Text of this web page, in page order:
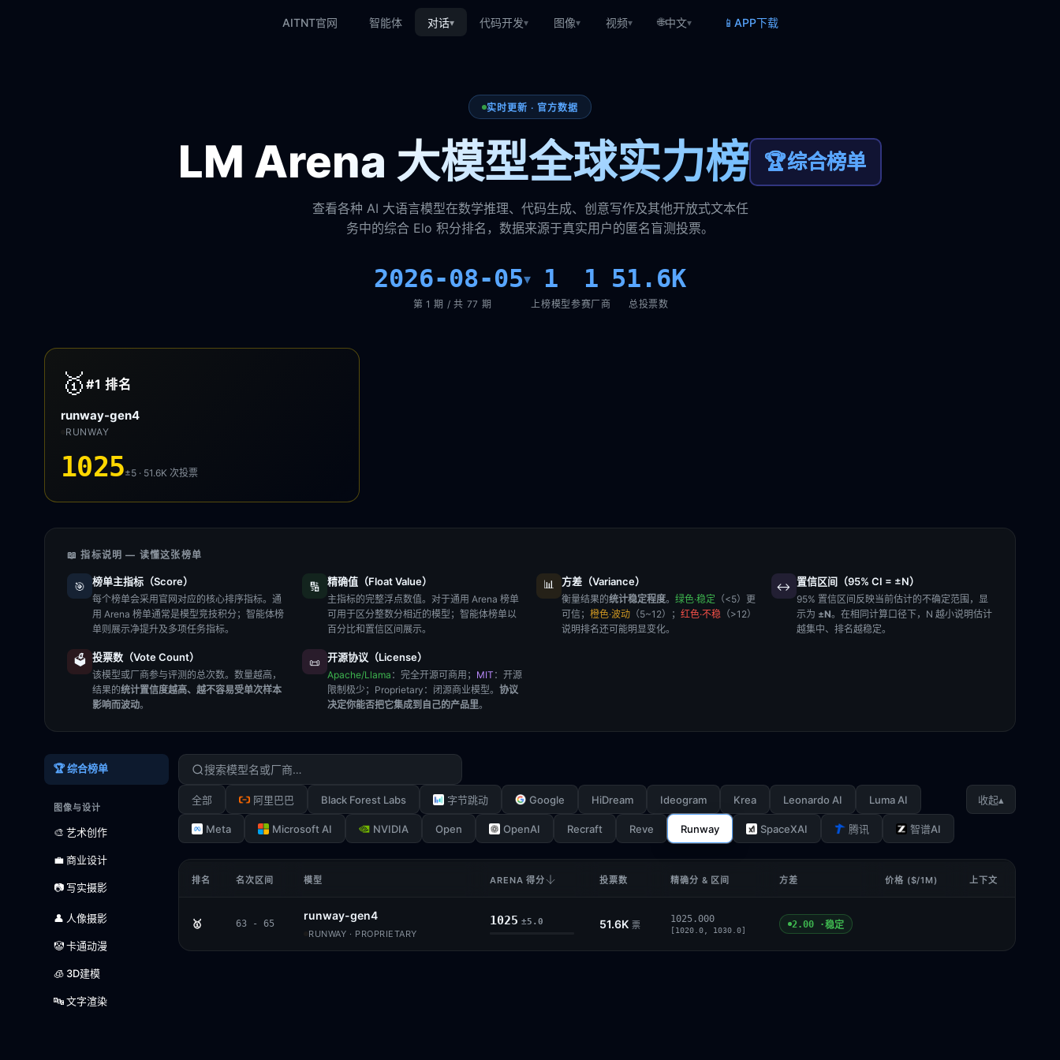
AITNT官网 智能体 对话▾ 代码开发▾ 图像▾ 视频▾ 🌐中文▾ 📱 APP下载
实时更新 · 官方数据
LM Arena 大模型全球实力榜 🏆综合榜单
查看各种 AI 大语言模型在数学推理、代码生成、创意写作及其他开放式文本任
务中的综合 Elo 积分排名，数据来源于真实用户的匿名盲测投票。
2026-08-05▾
第 1 期 / 共 77 期
1
上榜模型
1
参赛厂商
51.6K
总投票数
🥇 #1排名
runway-gen4
RUNWAY
1025±5 · 51.6K次投票
📖 指标说明 — 读懂这张榜单
🎯 榜单主指标（Score）
每个榜单会采用官网对应的核心排序指标。通
用 Arena 榜单通常是模型竞技积分；智能体榜
单则展示净提升及多项任务指标。
🔢 精确值（Float Value）
主指标的完整浮点数值。对于通用 Arena 榜单
可用于区分整数分相近的模型；智能体榜单以
百分比和置信区间展示。
📊 方差（Variance）
衡量结果的统计稳定程度。 绿色·稳定 （<5）更
可信； 橙色·波动 （5~12）； 红色·不稳 （>12）
说明排名还可能明显变化。
↔️ 置信区间（95% CI = ±N）
95% 置信区间反映当前估计的不确定范围，显
示为 ±N。在相同计算口径下，N 越小说明估计
越集中、排名越稳定。
🗳️ 投票数（Vote Count）
该模型或厂商参与评测的总次数。数量越高，
结果的统计置信度越高、越不容易受单次样本
影响而波动。
📜 开源协议（License）
Apache/Llama ：完全开源可商用； MIT ：开源
限制极少； Proprietary ：闭源商业模型。 协议
决定你能否把它集成到自己的产品里。
🏆 综合榜单
图像与设计
🎨 艺术创作
💼 商业设计
📷 写实摄影
👤 人像摄影
🤡 卡通动漫
🧊 3D建模
🔤 文字渲染
全部 阿里巴巴 Black Forest Labs 字节跳动 Google HiDream Ideogram Krea Leonardo AI Luma AI
Meta Microsoft AI NVIDIA Open OpenAI Recraft Reve Runway SpaceXAI 腾讯 智谱AI
收起▴
排名 名次区间 模型 ARENA 得分 投票数 精确分 & 区间 方差 价格 ($/1M) 上下文
🥇 63 - 65
runway-gen4
RUNWAY · PROPRIETARY
1025 ±5.0 51.6K 票
1025.000
[1020.0, 1030.0]
2.00 ·稳定